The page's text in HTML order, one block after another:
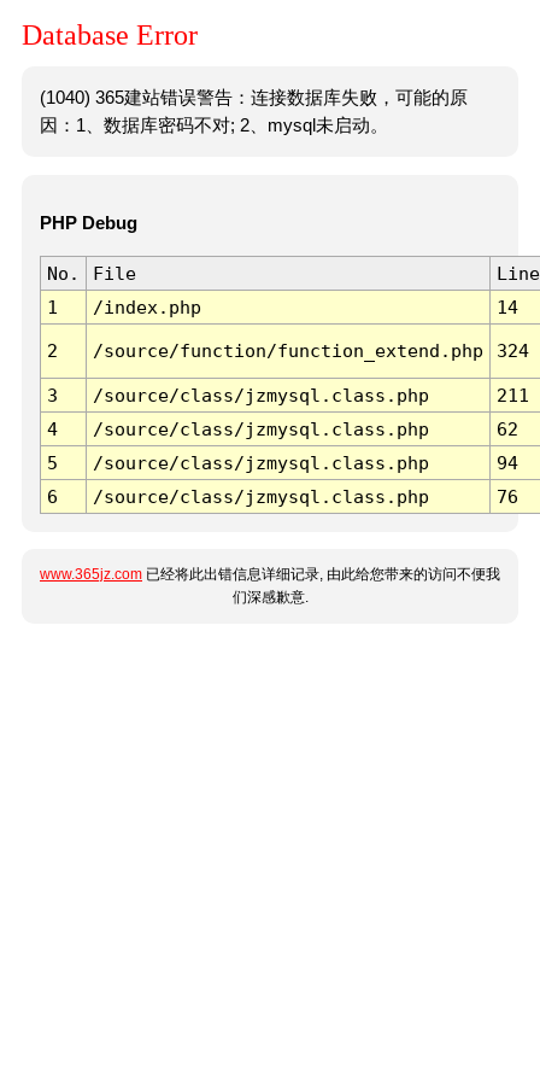
Database Error
(1040) 365建站错误警告：连接数据库失败，可能的原
因：1、数据库密码不对; 2、mysql未启动。
PHP Debug
No. File
Line
1
/index.php 14
2 /source/function/function_extend.php 324
3 /source/class/jzmysql.class.php
211
4
/source/class/jzmysql.class.php
62
5
/source/class/jzmysql.class.php
94
6
/source/class/jzmysql.class.php 76
www.365jz.com 已经将此出错信息详细记录, 由此给您带来的访问不便我
们深感歉意.